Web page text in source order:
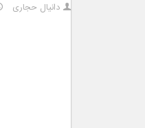
دانیال حجاری